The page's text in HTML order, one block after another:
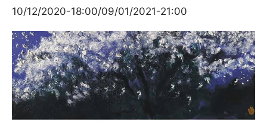
10/12/2020-18:00/09/01/2021-21:00